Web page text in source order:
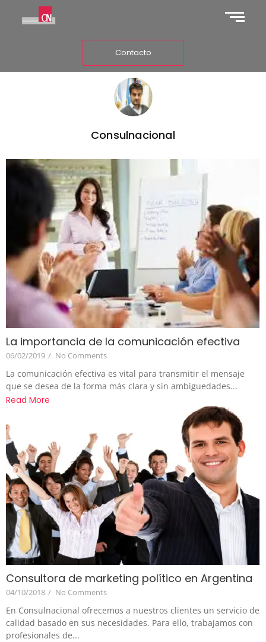
Contacto
Consulnacional
La importancia de la comunicación efectiva
06/02/2019 / No Comments
La comunicación efectiva es vital para transmitir el mensaje
que se desea de la forma más clara y sin ambiguedades...
Read More
Consultora de marketing político en Argentina
04/10/2018 / No Comments
En Consulnacional ofrecemos a nuestros clientes un servicio de
calidad basado en sus necesidades. Para ello, trabajamos con
profesionales de...